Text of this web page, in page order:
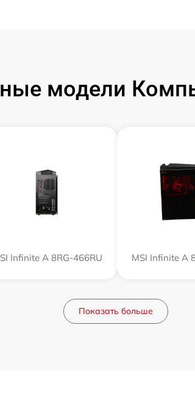
модели
Infinite A 8RG-466RU MSI Infinite A
Показать больше